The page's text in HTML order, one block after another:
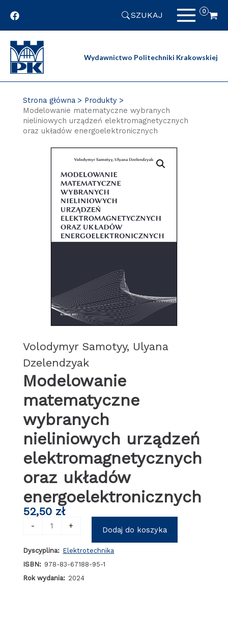
SZUKAJ
Wydawnictwo Politechniki Krakowskiej
Strona główna
Produkty
Modelowanie matematyczne wybranych
nieliniowych urządzeń elektromagnetycznych
oraz układów energoelektronicznych
Volodymyr Samotyy, Ulyana
Dzelendzyak
Modelowanie
matematyczne
wybranych
nieliniowych urządzeń
elektromagnetycznych
oraz układów
energoelektronicznych
52,50 zł
-
wybranych
nieliniowych
elektromagnetycznych
+ Dodaj do koszyka
Dyscyplina: Elektrotechnika
ISBN: 978-83-67188-95-1
Rok wydania: 2024